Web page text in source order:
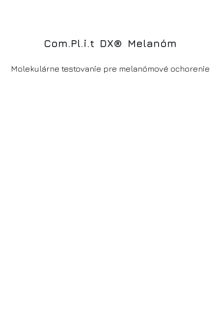
Com.Pl.i.t DX® Melanóm
Molekulárne testovanie pre melanómové ochorenie